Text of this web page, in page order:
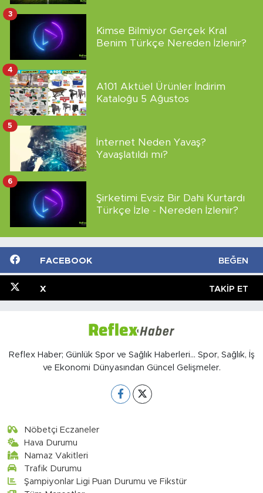
Kimse Bilmiyor Gerçek Kral
Benim Türkçe Nereden İzlenir?
3
A101 Aktüel Ürünler İndirim
Kataloğu 5 Ağustos
4
İnternet Neden Yavaş?
Yavaşlatıldı mı?
5
Şirketimi Evsiz Bir Dahi Kurtardı
Türkçe İzle - Nereden İzlenir?
6
FACEBOOK BEĞEN
X TAKIP ET
Reflex Haber; Günlük Spor ve Sağlık Haberleri... Spor, Sağlık, İş
ve Ekonomi Dünyasından Güncel Gelişmeler.
Nöbetçi Eczaneler
Hava Durumu
Namaz Vakitleri
Trafik Durumu
Şampiyonlar Ligi Puan Durumu ve Fikstür